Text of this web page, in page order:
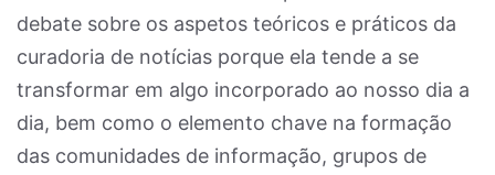
debate sobre os aspetos teóricos e práticos da
curadoria de notícias porque ela tende a se
transformar em algo incorporado ao nosso dia a
dia, bem como o elemento chave na formação
das comunidades de informação, grupos de